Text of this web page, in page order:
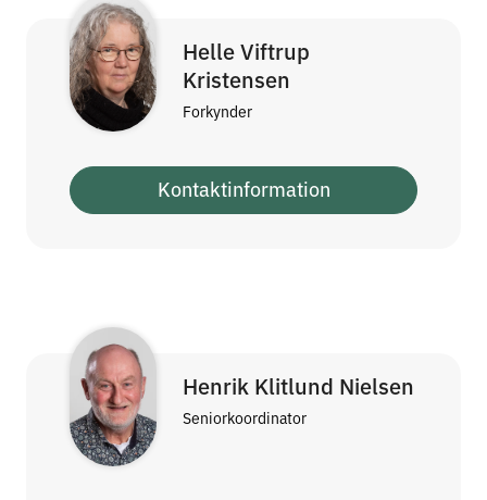
Helle Viftrup
Kristensen
Forkynder
Kontaktinformation
Henrik Klitlund Nielsen
Seniorkoordinator